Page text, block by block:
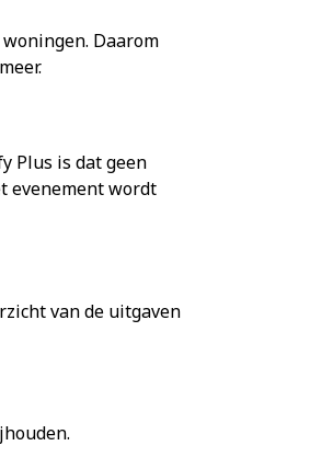
Daarom
Plus is dat geen
evenement wordt
van de uitgaven